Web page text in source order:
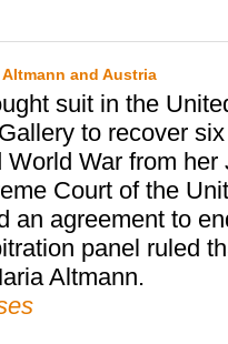
and Austria
suit in the
to recover
War from
Court of the
an agreement to
panel ruled
Altmann.